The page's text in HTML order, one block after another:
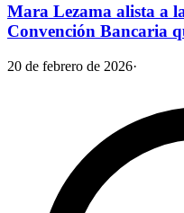
Mara Lezama alista a
Convención Bancaria
20 de febrero de 2026·